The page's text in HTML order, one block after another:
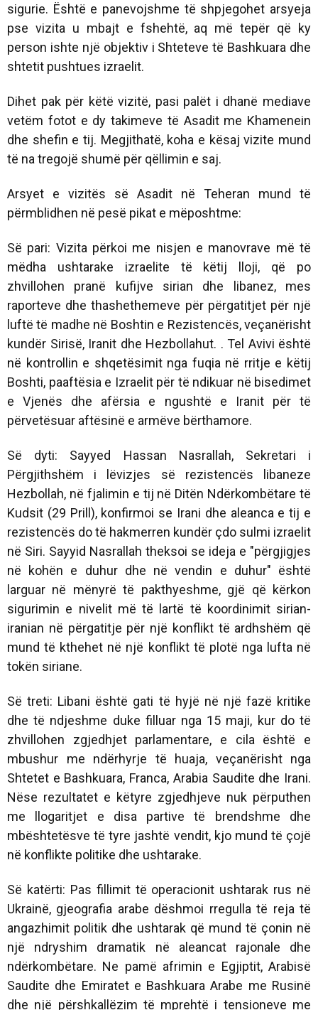
sigurie. Është e panevojshme të shpjegohet arsyeja
pse vizita u mbajt e fshehtë, aq më tepër që ky
person ishte një objektiv i Shteteve të Bashkuara dhe
shtetit pushtues izraelit.
Dihet pak për këtë vizitë, pasi palët i dhanë mediave
vetëm fotot e dy takimeve të Asadit me Khamenein
dhe shefin e tij. Megjithatë, koha e kësaj vizite mund
të na tregojë shumë për qëllimin e saj.
Arsyet e vizitës së Asadit në Teheran mund të
përmblidhen në pesë pikat e mëposhtme:
Së pari: Vizita përkoi me nisjen e manovrave më të
mëdha ushtarake izraelite të këtij lloji, që po
zhvillohen pranë kufijve sirian dhe libanez, mes
raporteve dhe thashethemeve për përgatitjet për një
luftë të madhe në Boshtin e Rezistencës, veçanërisht
kundër Sirisë, Iranit dhe Hezbollahut. . Tel Avivi është
në kontrollin e shqetësimit nga fuqia në rritje e këtij
Boshti, paaftësia e Izraelit për të ndikuar në bisedimet
e Vjenës dhe afërsia e ngushtë e Iranit për të
përvetësuar aftësinë e armëve bërthamore.
Së dyti: Sayyed Hassan Nasrallah, Sekretari i
Përgjithshëm i lëvizjes së rezistencës libaneze
Hezbollah, në fjalimin e tij në Ditën Ndërkombëtare të
Kudsit (29 Prill), konfirmoi se Irani dhe aleanca e tij e
rezistencës do të hakmerren kundër çdo sulmi izraelit
në Siri. Sayyid Nasrallah theksoi se ideja e "përgjigjes
në kohën e duhur dhe në vendin e duhur" është
larguar në mënyrë të pakthyeshme, gjë që kërkon
sigurimin e nivelit më të lartë të koordinimit sirian-
iranian në përgatitje për një konflikt të ardhshëm që
mund të kthehet në një konflikt të plotë nga lufta në
tokën siriane.
Së treti: Libani është gati të hyjë në një fazë kritike
dhe të ndjeshme duke filluar nga 15 maji, kur do të
zhvillohen zgjedhjet parlamentare, e cila është e
mbushur me ndërhyrje të huaja, veçanërisht nga
Shtetet e Bashkuara, Franca, Arabia Saudite dhe Irani.
Nëse rezultatet e këtyre zgjedhjeve nuk përputhen
me llogaritjet e disa partive të brendshme dhe
mbështetësve të tyre jashtë vendit, kjo mund të çojë
në konflikte politike dhe ushtarake.
Së katërti: Pas fillimit të operacionit ushtarak rus në
Ukrainë, gjeografia arabe dëshmoi rregulla të reja të
angazhimit politik dhe ushtarak që mund të çonin në
një ndryshim dramatik në aleancat rajonale dhe
ndërkombëtare. Ne pamë afrimin e Egjiptit, Arabisë
Saudite dhe Emiratet e Bashkuara Arabe me Rusinë
dhe një përshkallëzim të mprehtë i tensioneve me